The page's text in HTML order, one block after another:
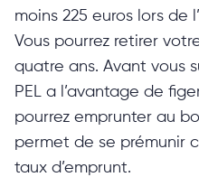
moins 225 euros lors de
Vous pourrez retirer
quatre ans. Avant vous
PEL a l’avantage de
pourrez emprunter au
permet de se prémunir
taux d’emprunt.